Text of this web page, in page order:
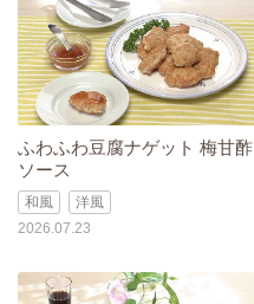
ふわふわ豆腐ナゲット 梅甘酢
ソース
和風
洋風
2026.07.23